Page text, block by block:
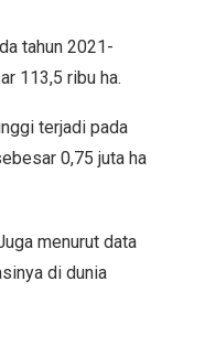
tahun 2021-
113,5 ribu ha.
terjadi pada
0,75 juta ha
menurut data
di dunia